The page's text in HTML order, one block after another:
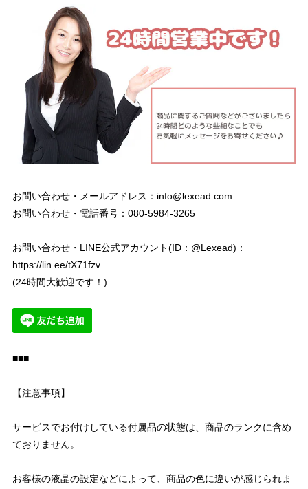
お問い合わせ・メールアドレス： info@lexead.com
お問い合わせ・電話番号：080-5984-3265
お問い合わせ・LINE公式アカウント(ID：@Lexead)：
https://lin.ee/tX71fzv
(24時間大歓迎です！)
■■■
【注意事項】
サービスでお付けしている付属品の状態は、商品のランクに含め
ておりません。
お客様の液晶の設定などによって、商品の色に違いが感じられま